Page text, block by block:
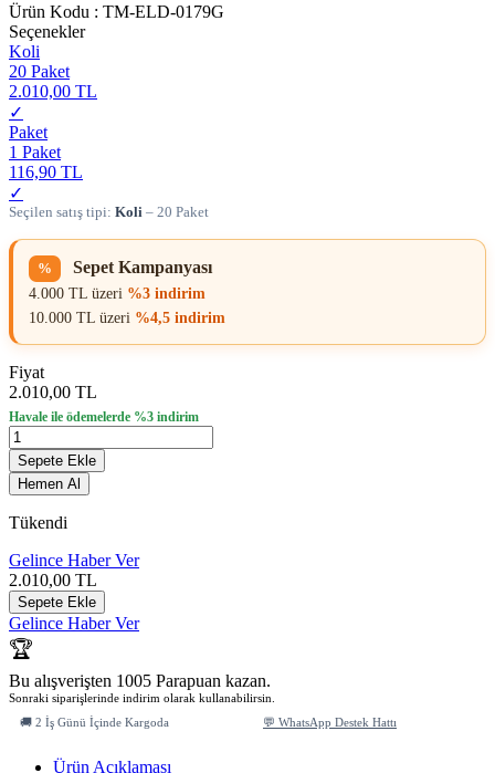
Ürün Kodu : TM-ELD-0179G
Seçenekler
Koli
20 Paket
2.010,00 TL
✓
Paket
1 Paket
116,90 TL
✓
Seçilen satış tipi: Koli – 20 Paket
% Sepet Kampanyası
4.000 TL üzeri %3 indirim
10.000 TL üzeri %4,5 indirim
Fiyat
2.010,00 TL
Havale ile ödemelerde %3 indirim
Sepete Ekle
Hemen Al
Tükendi
Gelince Haber Ver
2.010,00 TL
Sepete Ekle
Gelince Haber Ver
🏆
Bu alışverişten 1005 Parapuan kazan.
Sonraki siparişlerinde indirim olarak kullanabilirsin.
🚚 2 İş Günü İçinde Kargoda
💬 WhatsApp Destek Hattı
Ürün Açıklaması